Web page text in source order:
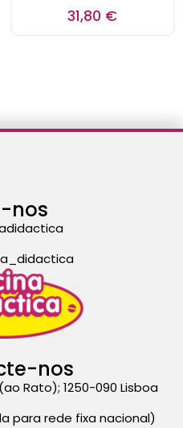
31,80 €
nos
nos
Rato); 1250-090 Lisboa
para rede fixa nacional)